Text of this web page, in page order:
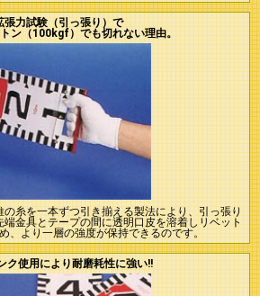
張力試験（引っ張り）で
ン（100kgf）でも切れない理由。
糸を一本ずつ引き揃える製法により、引っ張り
金具とテープの間に透明口皮を溶着しリベット
、より一層の強度が保持できるのです。
ク使用により耐磨耗性に強い!!